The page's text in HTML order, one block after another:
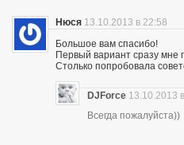
Нюся 13.10.2013 в 22:58
Большое вам спасибо!
Первый вариант сразу мне
Столько попробовала
DJForce 13.10.2013
Всегда пожалуйста))